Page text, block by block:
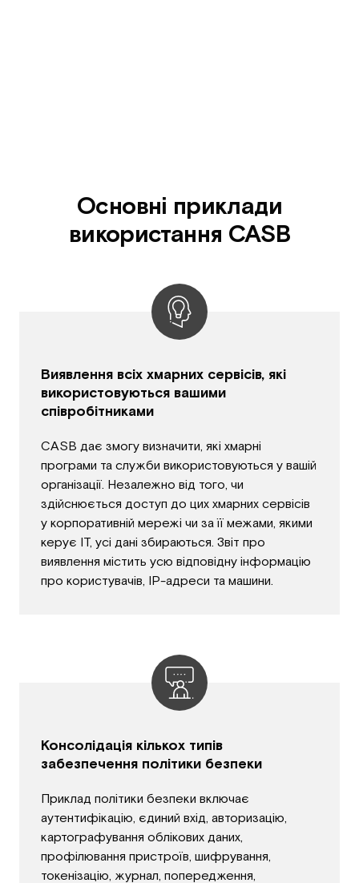
Основні приклади
використання CASB
Виявлення всіх хмарних сервісів, які
використовуються вашими
співробітниками
CASB дає змогу визначити, які хмарні
програми та служби використовуються у вашій
організації. Незалежно від того, чи
здійснюється доступ до цих хмарних сервісів
у корпоративній мережі чи за її межами, якими
керує ІТ, усі дані збираються. Звіт про
виявлення містить усю відповідну інформацію
про користувачів, IP-адреси та машини.
Консолідація кількох типів
забезпечення політики безпеки
Приклад політики безпеки включає
аутентифікацію, єдиний вхід, авторизацію,
картографування облікових даних,
профілювання пристроїв, шифрування,
токенізацію, журнал, попередження,